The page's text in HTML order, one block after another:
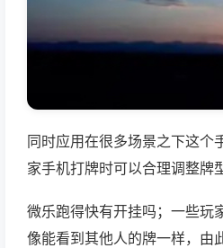
同时应用在很多场景之下这个
家手机打牌时可以合理调整牌
微乐跑得快有开挂吗；一些玩
像能看到其他人的牌一样，由